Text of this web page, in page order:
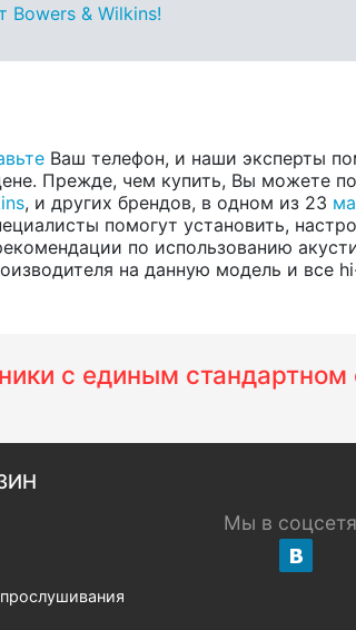
Bowers & Wilkins!
Ваш телефон, и наши эксперты
Прежде, чем купить, Вы можете
, и других брендов, в одном из 23
помогут установить,
по использованию
на данную модель и все
с единым
Мы в